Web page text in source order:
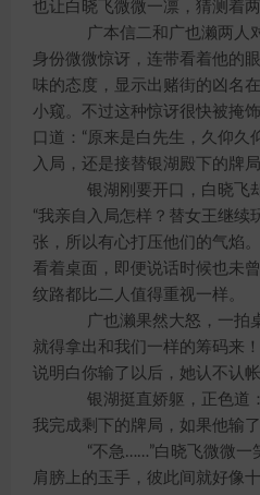
也让白晓飞微微一凛，猜测着
广本信二和广也濑两人
身份微微惊讶，连带看着他的
味的态度，显示出赌街的凶名
小窥。不过这种惊讶很快被掩
口道：“原来是白先生，久仰久
入局，还是接替银湖殿下的牌
银湖刚要开口，白晓飞却
“我亲自入局怎样？替女王继续
张，所以有心打压他们的气焰
看着桌面，即便说话时候也未
纹路都比二人值得重视一样。
广也濑果然大怒，一拍桌
就得拿出和我们一样的筹码来
说明白你输了以后，她认不认
银湖挺直娇躯，正色道：
我完成剩下的牌局，如果他输
“不急……”白晓飞微微一
肩膀上的玉手，彼此间就好像